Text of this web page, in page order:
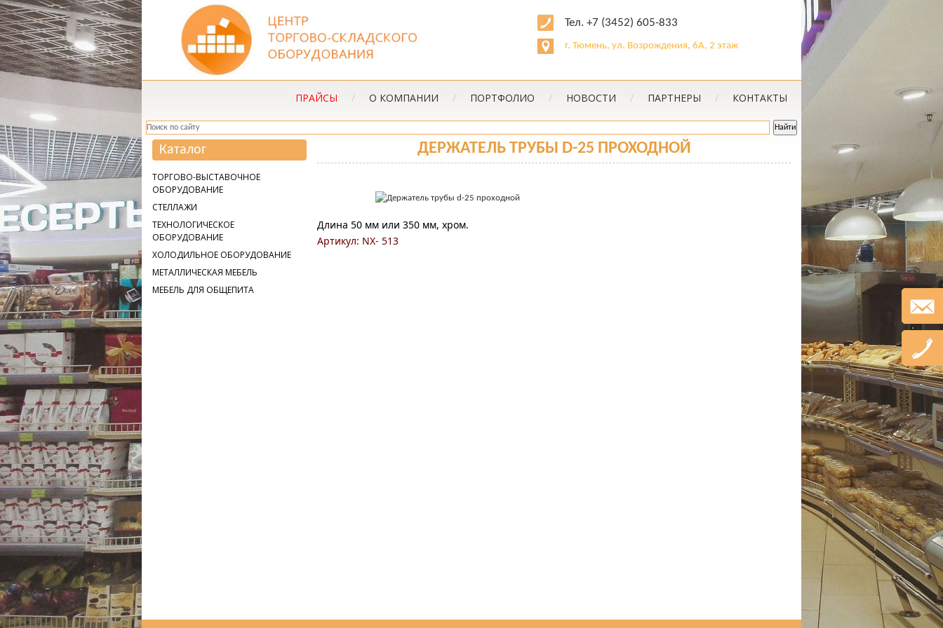
Тел. +7 (3452) 605-833
г. Тюмень, ул. Возрождения, 6А, 2 этаж
ПРАЙСЫ / О КОМПАНИИ / ПОРТФОЛИО / НОВОСТИ / ПАРТНЕРЫ / КОНТАКТЫ
Каталог
ТОРГОВО-ВЫСТАВОЧНОЕ
ОБОРУДОВАНИЕ
СТЕЛЛАЖИ
ТЕХНОЛОГИЧЕСКОЕ
ОБОРУДОВАНИЕ
ХОЛОДИЛЬНОЕ ОБОРУДОВАНИЕ
МЕТАЛЛИЧЕСКАЯ МЕБЕЛЬ
МЕБЕЛЬ ДЛЯ ОБЩЕПИТА
ДЕРЖАТЕЛЬ ТРУБЫ D-25 ПРОХОДНОЙ
Длина 50 мм или 350 мм, хром.
Артикул: NX- 513